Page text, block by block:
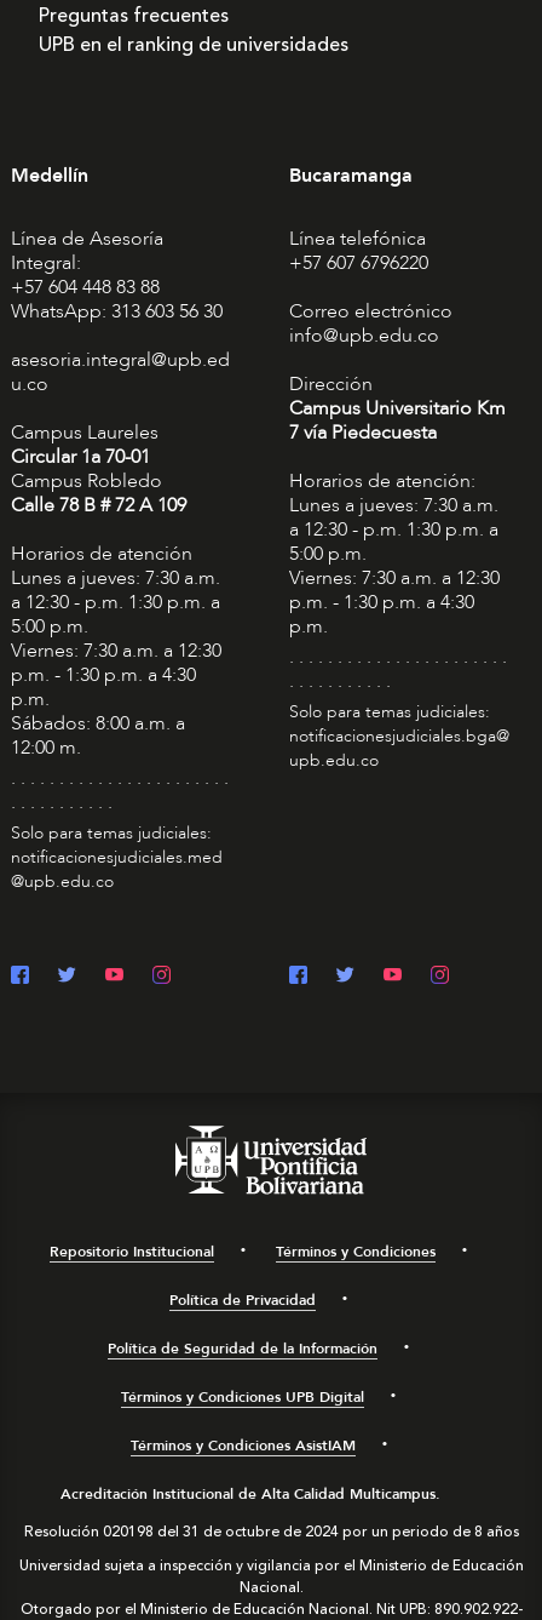
Preguntas frecuentes
UPB en el ranking de universidades
Medellín
Línea de Asesoría
Integral:
+57 604 448 83 88
WhatsApp: 313 603 56 30
asesoria.integral@upb.ed
u.co
Campus Laureles
Circular 1a 70-01
Campus Robledo
Calle 78 B # 72 A 109
Horarios de atención
Lunes a jueves: 7:30 a.m.
a 12:30 - p.m. 1:30 p.m. a
5:00 p.m.
Viernes: 7:30 a.m. a 12:30
p.m. - 1:30 p.m. a 4:30
p.m.
Sábados: 8:00 a.m. a
12:00 m.
. . . . . . . . . . . . . . . . . . . . . . .
. . . . . . . . . . .
Solo para temas judiciales:
notificacionesjudiciales.med
@upb.edu.co
Bucaramanga
Línea telefónica
+57 607 6796220
Correo electrónico
info@upb.edu.co
Dirección
Campus Universitario Km
7 vía Piedecuesta
Horarios de atención:
Lunes a jueves: 7:30 a.m.
a 12:30 - p.m. 1:30 p.m. a
5:00 p.m.
Viernes: 7:30 a.m. a 12:30
p.m. - 1:30 p.m. a 4:30
p.m.
. . . . . . . . . . . . . . . . . . . . . . .
. . . . . . . . . . .
Solo para temas judiciales:
notificacionesjudiciales.bga@
upb.edu.co
Repositorio Institucional Términos y Condiciones
Política de Privacidad
Política de Seguridad de la Información
Términos y Condiciones UPB Digital
Términos y Condiciones AsistIAM
Acreditación Institucional de Alta Calidad Multicampus.
Resolución 020198 del 31 de octubre de 2024 por un periodo de 8 años
Universidad sujeta a inspección y vigilancia por el Ministerio de Educación
Nacional.
Otorgado por el Ministerio de Educación Nacional. Nit UPB: 890.902.922-